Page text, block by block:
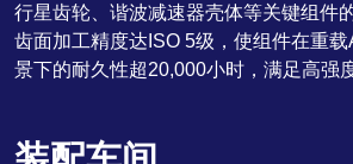
行星齿轮、谐波减速器壳体等关键组件
齿面加工精度达ISO 5级，使组件在重
景下的耐久性超20,000小时，满足高强